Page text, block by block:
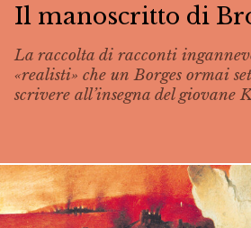
Il manoscritto di
La raccolta di racconti
«realisti» che un Borges ormai
scrivere all’insegna del giovane